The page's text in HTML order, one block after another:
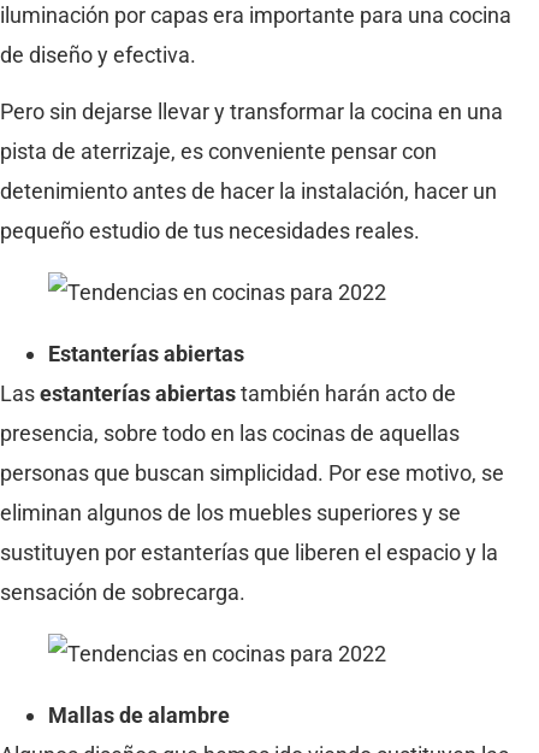
iluminación por capas era importante para una cocina
de diseño y efectiva.
Pero sin dejarse llevar y transformar la cocina en una
pista de aterrizaje, es conveniente pensar con
detenimiento antes de hacer la instalación, hacer un
pequeño estudio de tus necesidades reales.
Estanterías abiertas
Lasestanterías abiertastambién harán acto de
presencia, sobre todo en las cocinas de aquellas
personas que buscan simplicidad. Por ese motivo, se
eliminan algunos de los muebles superiores y se
sustituyen por estanterías que liberen el espacio y la
sensación de sobrecarga.
Mallas de alambre